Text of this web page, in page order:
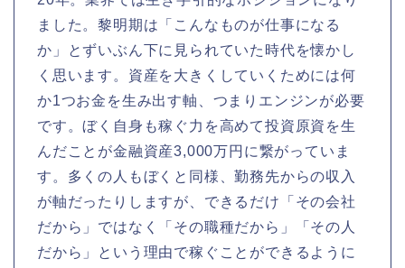
ました。黎明期は「こんなものが仕事になる
か」とずいぶん下に見られていた時代を懐かし
く思います。資産を大きくしていくためには何
か1つお金を生み出す軸、つまりエンジンが必要
です。ぼく自身も稼ぐ力を高めて投資原資を生
んだことが金融資産3,000万円に繋がっていま
す。多くの人もぼくと同様、勤務先からの収入
が軸だったりしますが、できるだけ「その会社
だから」ではなく「その職種だから」「その人
だから」という理由で稼ぐことができるように